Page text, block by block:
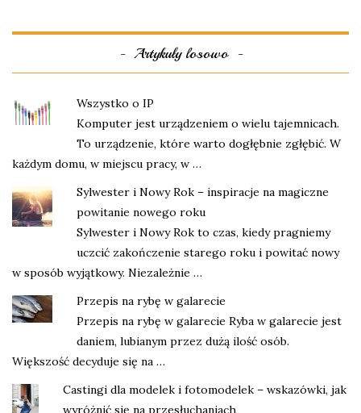
Artykuły losowo
Wszystko o IP
Komputer jest urządzeniem o wielu tajemnicach.
To urządzenie, które warto dogłębnie zgłębić. W
każdym domu, w miejscu pracy, w …
Sylwester i Nowy Rok – inspiracje na magiczne
powitanie nowego roku
Sylwester i Nowy Rok to czas, kiedy pragniemy
uczcić zakończenie starego roku i powitać nowy
w sposób wyjątkowy. Niezależnie …
Przepis na rybę w galarecie
Przepis na rybę w galarecie Ryba w galarecie jest
daniem, lubianym przez dużą ilość osób.
Większość decyduje się na …
Castingi dla modelek i fotomodelek – wskazówki, jak
wyróżnić się na przesłuchaniach